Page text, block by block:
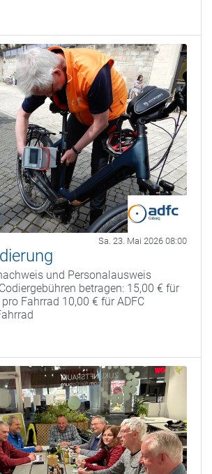
Sa. 23. Mai 2026 08:00
und Personalausweis
betragen: 15,00 € für
Fahrrad 10,00 € für ADFC